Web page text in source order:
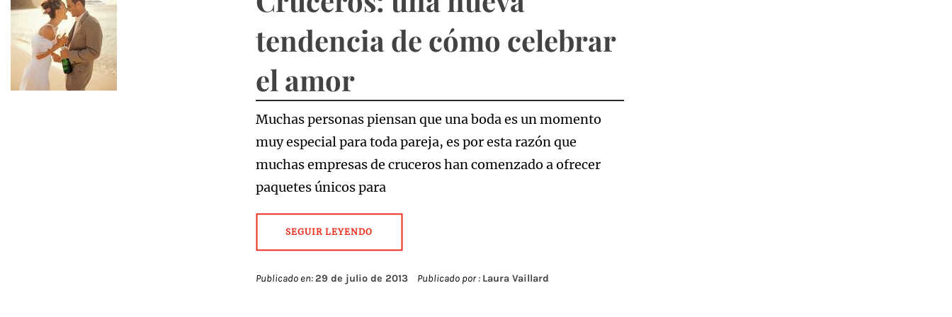
tendencia de cómo celebrar
el amor
Muchas personas piensan que una boda es un momento
muy especial para toda pareja, es por esta razón que
muchas empresas de cruceros han comenzado a ofrecer
paquetes únicos para
SEGUIR LEYENDO
Publicado en:29 de julio de 2013 Publicado por : Laura Vaillard